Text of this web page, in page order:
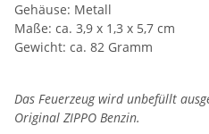
Gehäuse: Metall
Maße: ca. 3,9 x 1,3 x 5,7 cm
Gewicht: ca. 82 Gramm
Das Feuerzeug wird unbefüllt
Original ZIPPO Benzin.